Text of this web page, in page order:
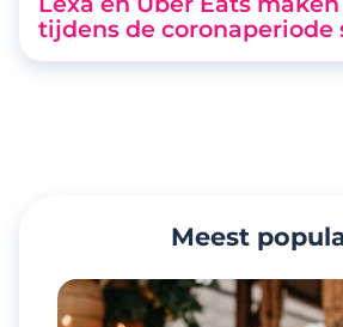
tijdens de coronaperiode
Meest